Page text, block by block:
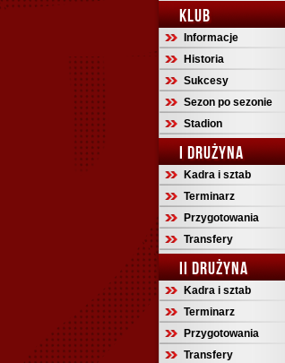
KLUB
Informacje
Historia
Sukcesy
Sezon po sezonie
Stadion
I DRUŻYNA
Kadra i sztab
Terminarz
Przygotowania
Transfery
II DRUŻYNA
Kadra i sztab
Terminarz
Przygotowania
Transfery